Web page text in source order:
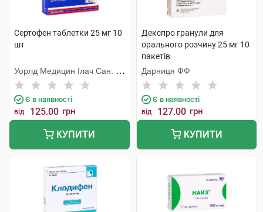
Сертофен таблетки 25 мг 10
шт
Уорлд Медицин Ілач Сан. Ве
Тідж
Є в наявності
від 125.00 грн
КУПИТИ
Декспро гранули для
орального розчину 25 мг 10
пакетів
Дарниця ФФ
Є в наявності
від 127.00 грн
КУПИТИ